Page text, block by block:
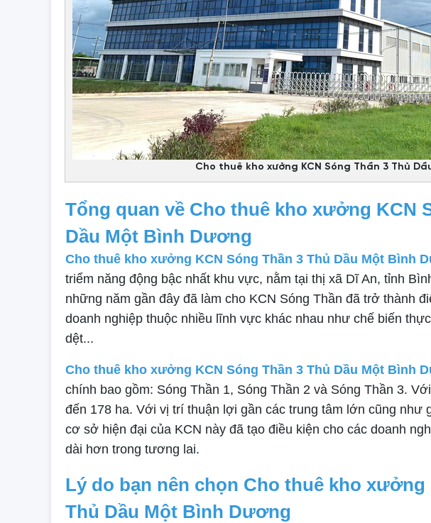
Cho thuê kho xưởng KCN Sóng Thần 3 Thủ
Tổng quan về Cho thuê kho xưởng KCN
Dầu Một Bình Dương
Cho thuê kho xưởng KCN Sóng Thần 3 Thủ Dầu Một Bình
triểm năng động bậc nhất khu vực, nằm tại thị xã Dĩ An, tỉnh
những năm gần đây đã làm cho KCN Sóng Thần đã trở thành
doanh nghiệp thuộc nhiều lĩnh vực khác nhau như chế biến
dệt...
Cho thuê kho xưởng KCN Sóng Thần 3 Thủ Dầu Một Bình
chính bao gồm: Sóng Thần 1, Sóng Thần 2 và Sóng Thần 3.
đến 178 ha. Với vị trí thuận lợi gần các trung tâm lớn cũng như
cơ sở hiện đại của KCN này đã tạo điều kiện cho các doanh
dài hơn trong tương lai.
Lý do bạn nên chọn Cho thuê kho xưởng
Thủ Dầu Một Bình Dương